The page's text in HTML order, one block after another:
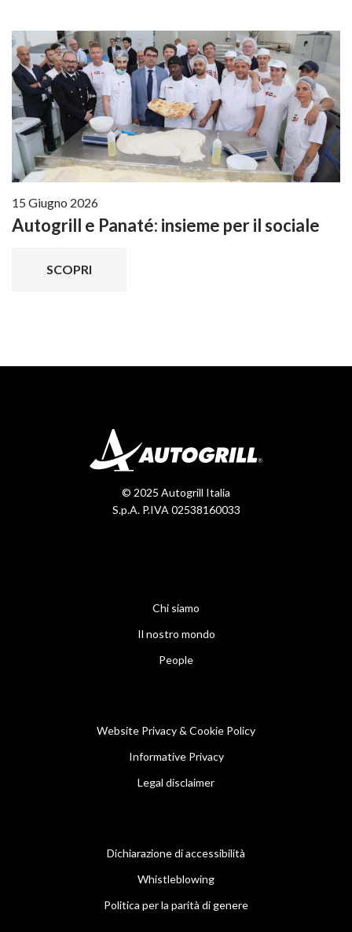
15 Giugno 2026
Autogrill e Panaté: insieme per il sociale
SCOPRI
© 2025 Autogrill Italia
S.p.A. P.IVA 02538160033
Chi siamo
Il nostro mondo
People
Website Privacy & Cookie Policy
Informative Privacy
Legal disclaimer
Dichiarazione di accessibilità
Whistleblowing
Politica per la parità di genere